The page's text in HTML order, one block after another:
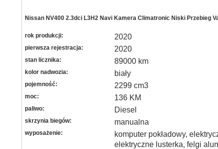
Nissan NV400 2.3dci L3H2 Navi Kamera Climatronic Niski Przebieg
rok produkcji: 2020
pierwsza rejestracja: 2020
stan licznika: 89000 km
kolor nadwozia: biały
pojemność: 2299 cm3
moc: 136 KM
paliwo: Diesel
skrzynia biegów: manualna
wyposażenie:
komputer pokładowy,
elektryczne lusterka, felgi